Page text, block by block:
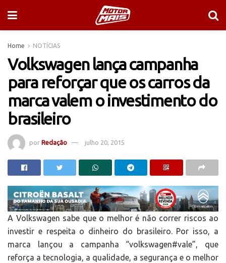
Home NOTÍCIAS
Volkswagen lança campanha
para reforçar que os carros da
marca valem o investimento do
brasileiro
por Redação julho 20, 2015
A Volkswagen sabe que o melhor é não correr riscos ao
investir e respeita o dinheiro do brasileiro. Por isso, a
marca lançou a campanha “volkswagen#vale”, que
reforça a tecnologia, a qualidade, a segurança e o melhor